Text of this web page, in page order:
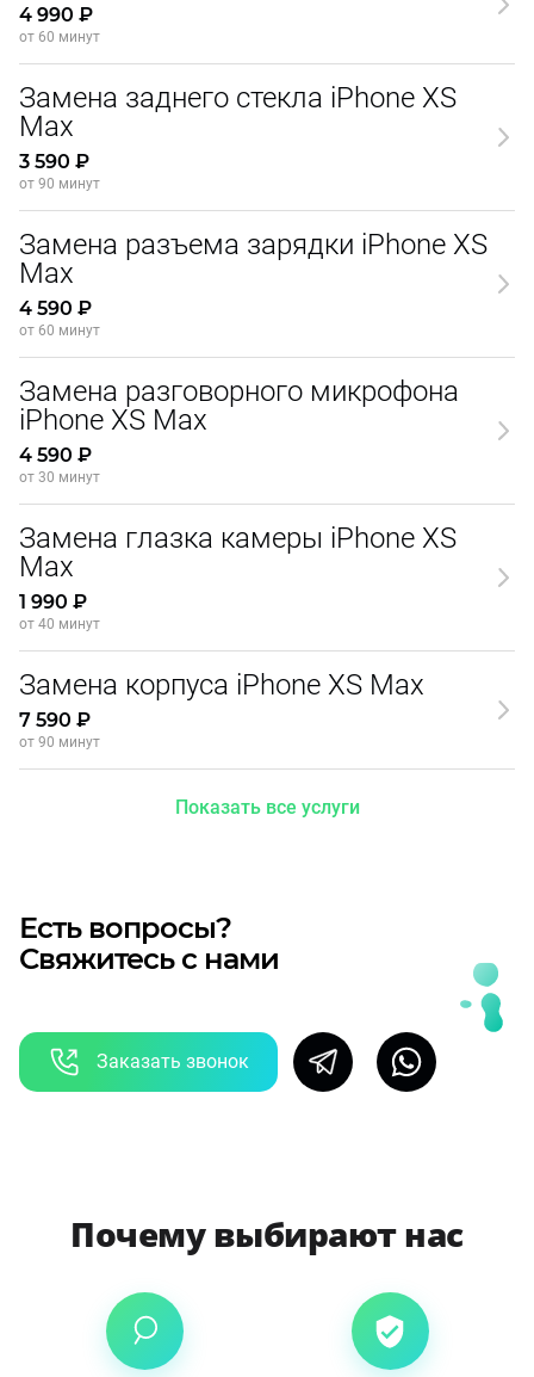
4 990 ₽
от 60 минут
Замена заднего стекла iPhone XS
Max
3 590 ₽
от 90 минут
Замена разъема зарядки iPhone XS
Max
4 590 ₽
от 60 минут
Замена разговорного микрофона
iPhone XS Max
4 590 ₽
от 30 минут
Замена глазка камеры iPhone XS
Max
1 990 ₽
от 40 минут
Замена корпуса iPhone XS Max
7 590 ₽
от 90 минут
Показать все услуги
Есть вопросы?
Свяжитесь с нами
Заказать звонок
Почему выбирают нас